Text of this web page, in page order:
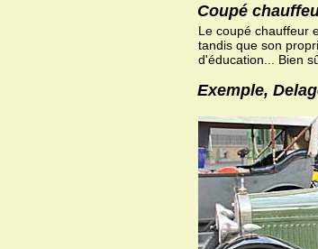
Coupé
Le coupé chauffeur
tandis que son
d'éducation... Bien
Exemple,